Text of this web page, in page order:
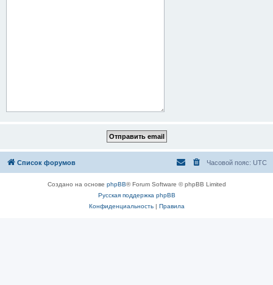
Список форумов Часовой пояс: UTC
Создано на основе phpBB® Forum Software © phpBB Limited
Русская поддержка phpBB
Конфиденциальность| Правила